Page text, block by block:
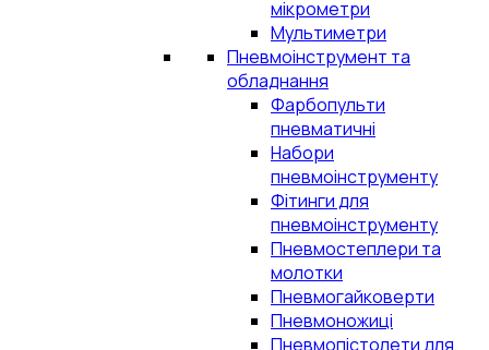
мікрометри
Мультиметри
Пневмоінструмент та
обладнання
Фарбопульти
пневматичні
Набори
пневмоінструменту
Фітинги для
пневмоінструменту
Пневмостеплери та
молотки
Пневмогайковерти
Пневмоножиці
Пневмопістолети для